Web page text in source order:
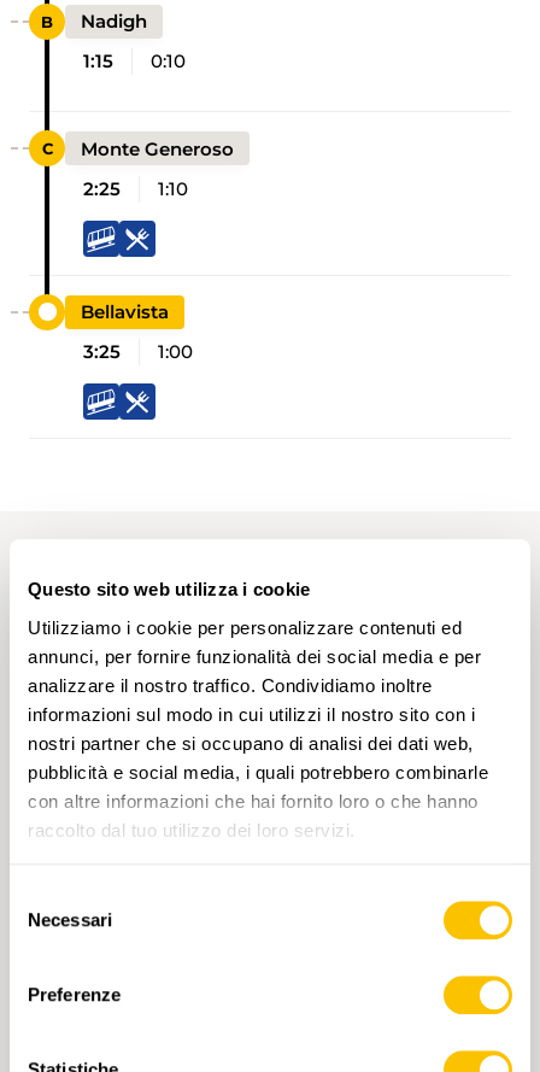
Questo sito web utilizza i cookie
Utilizziamo i cookie per personalizzare contenuti ed
annunci, per fornire funzionalità dei social media e per
analizzare il nostro traffico. Condividiamo inoltre
informazioni sul modo in cui utilizzi il nostro sito con i
nostri partner che si occupano di analisi dei dati web,
pubblicità e social media, i quali potrebbero combinarle
con altre informazioni che hai fornito loro o che hanno
raccolto dal tuo utilizzo dei loro servizi.
delNecessari
Preferenze
Nadigh
1:15
0:10
Monte Generoso
2:25
1:10
Bellavista
3:25
1:00
PROPOSTE ESCURSIONISTICHE
SCUDELLATE, PAESE — CASTEL S.PIETRO, OBINO •
Paesaggi autentici della Valle di